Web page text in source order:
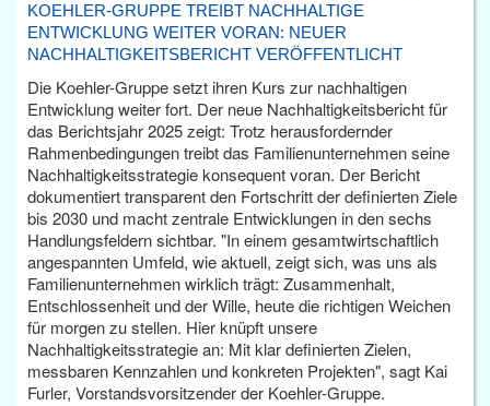
KOEHLER-GRUPPE TREIBT NACHHALTIGE
ENTWICKLUNG WEITER VORAN: NEUER
NACHHALTIGKEITSBERICHT VERÖFFENTLICHT
Die Koehler-Gruppe setzt ihren Kurs zur nachhaltigen
Entwicklung weiter fort. Der neue Nachhaltigkeitsbericht für
das Berichtsjahr 2025 zeigt: Trotz herausfordernder
Rahmenbedingungen treibt das Familienunternehmen seine
Nachhaltigkeitsstrategie konsequent voran. Der Bericht
dokumentiert transparent den Fortschritt der definierten Ziele
bis 2030 und macht zentrale Entwicklungen in den sechs
Handlungsfeldern sichtbar. "In einem gesamtwirtschaftlich
angespannten Umfeld, wie aktuell, zeigt sich, was uns als
Familienunternehmen wirklich trägt: Zusammenhalt,
Entschlossenheit und der Wille, heute die richtigen Weichen
für morgen zu stellen. Hier knüpft unsere
Nachhaltigkeitsstrategie an: Mit klar definierten Zielen,
messbaren Kennzahlen und konkreten Projekten", sagt Kai
Furler, Vorstandsvorsitzender der Koehler-Gruppe.